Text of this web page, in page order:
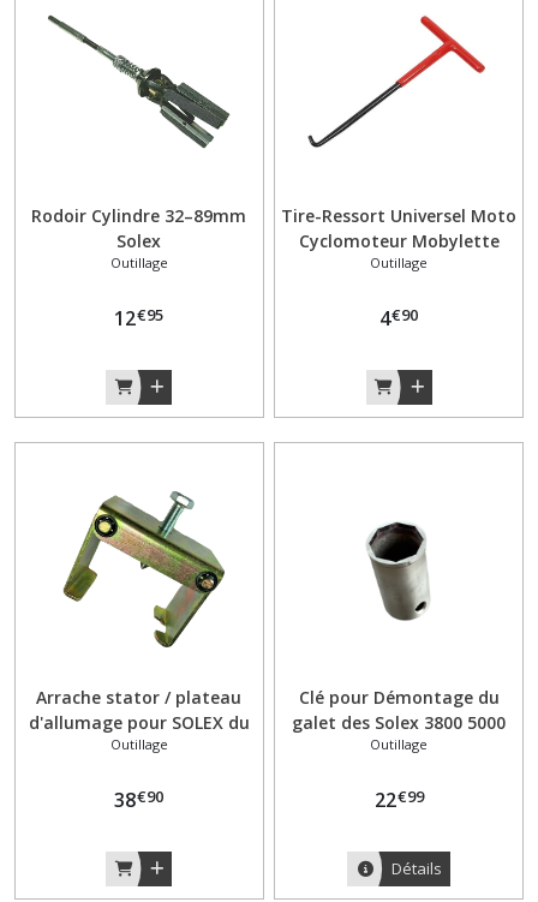
Rodoir Cylindre 32–89mm
Solex
Outillage
12€95
Tire-Ressort Universel Moto
Cyclomoteur Mobylette
Vélo –Velosolex Solex Outil
Outillage
4€90
Arrache stator / plateau
d'allumage pour SOLEX du
modèle 1010 au 5000
Outillage
38€90
Clé pour Démontage du
galet des Solex 3800 5000
Outillage
22€99
Détails
Poignées
(10)
(3)
Roulement
moteur